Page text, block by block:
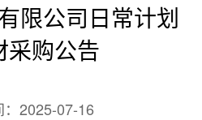
限公司日常计划
采购公告
2025-07-16